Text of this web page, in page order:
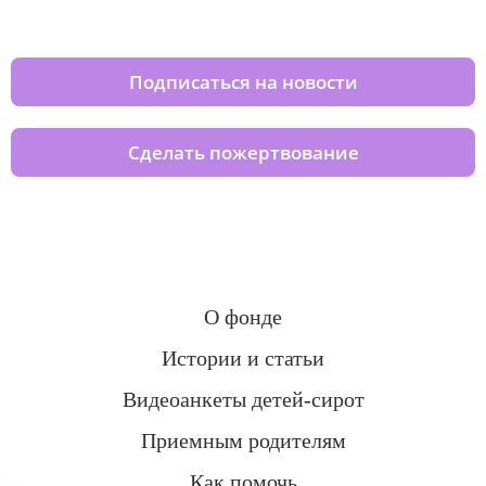
Подписаться на новости
Сделать пожертвование
О фонде
Истории и статьи
Видеоанкеты детей-сирот
Приемным родителям